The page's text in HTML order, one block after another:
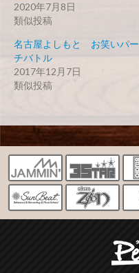
2020年7月8日
類似投稿
名古屋よしもと お笑いパー
チバトル
2017年12月7日
類似投稿